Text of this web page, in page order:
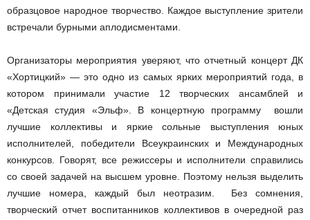
образцовое народное творчество. Каждое выступление зрители
встречали бурными аплодисментами.
Организаторы мероприятия уверяют, что отчетный концерт ДК
«Хортицкий» — это одно из самых ярких мероприятий года, в
котором принимали участие 12 творческих ансамблей и
«Детская студия «Эльф». В концертную программу вошли
лучшие коллективы и яркие сольные выступления юных
исполнителей, победители Всеукраинских и Международных
конкурсов. Говорят, все режиссеры и исполнители справились
со своей задачей на высшем уровне. Поэтому нельзя выделить
лучшие номера, каждый был неотразим. Без сомнения,
творческий отчет воспитанников коллективов в очередной раз